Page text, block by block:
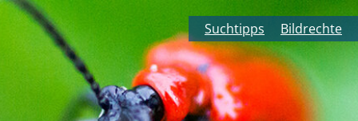
Suchtipps Bildrechte